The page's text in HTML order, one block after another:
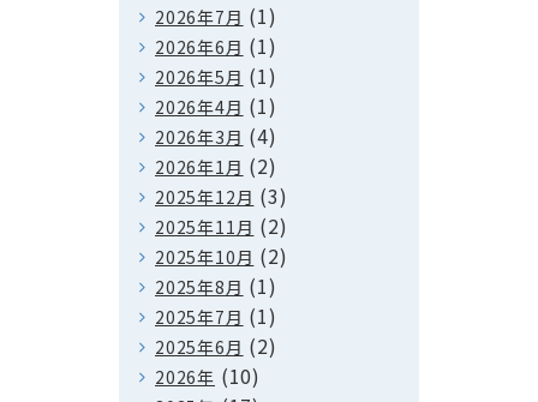
2026年7月 (1)
2026年6月 (1)
2026年5月 (1)
2026年4月 (1)
2026年3月 (4)
2026年1月 (2)
2025年12月 (3)
2025年11月 (2)
2025年10月 (2)
2025年8月 (1)
2025年7月 (1)
2025年6月 (2)
2026年 (10)